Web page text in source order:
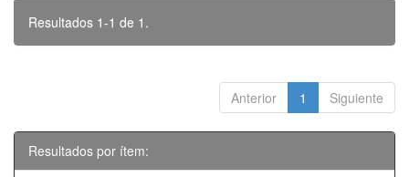
Resultados 1-1 de 1.
Anterior 1 Siguiente
Resultados por ítem: